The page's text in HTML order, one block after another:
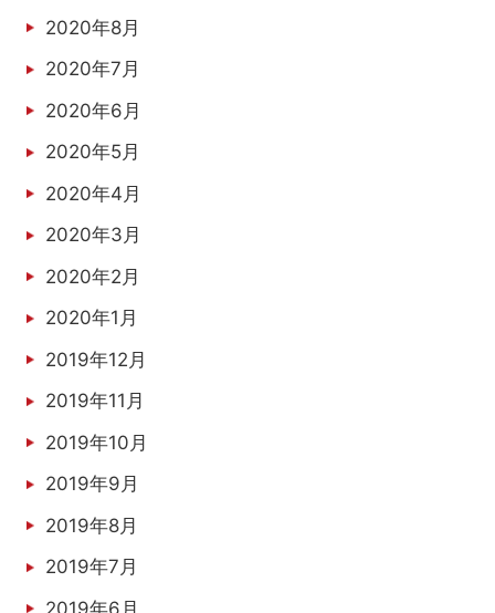
2020年8月
2020年7月
2020年6月
2020年5月
2020年4月
2020年3月
2020年2月
2020年1月
2019年12月
2019年11月
2019年10月
2019年9月
2019年8月
2019年7月
2019年6月